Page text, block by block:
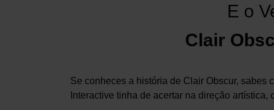
E o
Clair
Se conheces a história de Clair Obscur, sabes
Interactive tinha de acertar na direção